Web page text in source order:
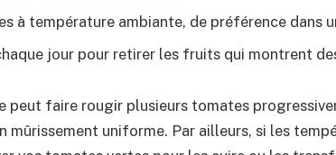
à température ambiante, de préférence dans
jour pour retirer les fruits qui montrent
peut faire rougir plusieurs tomates
mûrissement uniforme. Par ailleurs, si les